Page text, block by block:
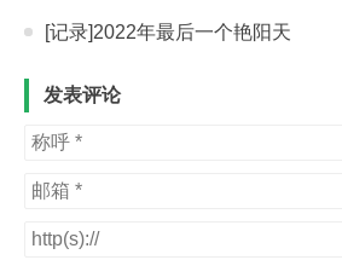
[记录]2022年最后一个艳阳天
发表评论